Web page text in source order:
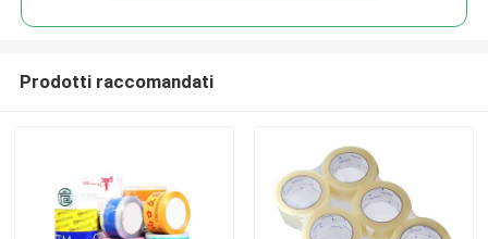
Prodotti raccomandati